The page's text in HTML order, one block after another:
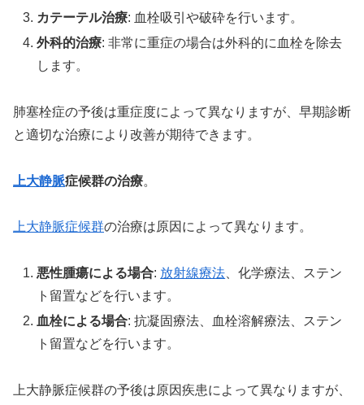
カテーテル治療: 血栓吸引や破砕を行います。
外科的治療: 非常に重症の場合は外科的に血栓を除去
します。
肺塞栓症の予後は重症度によって異なりますが、早期診断
と適切な治療により改善が期待できます。
上大静脈症候群の治療。
上大静脈症候群の治療は原因によって異なります。
悪性腫瘍による場合: 放射線療法 、化学療法、ステン
ト留置などを行います。
血栓による場合: 抗凝固療法、血栓溶解療法、ステン
ト留置などを行います。
上大静脈症候群の予後は原因疾患によって異なりますが、